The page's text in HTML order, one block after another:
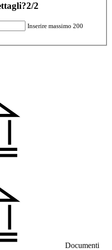
2/2
Inserire massimo 200
Documenti